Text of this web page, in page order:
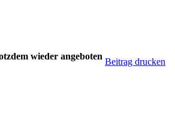
wieder angeboten
Beitrag drucken